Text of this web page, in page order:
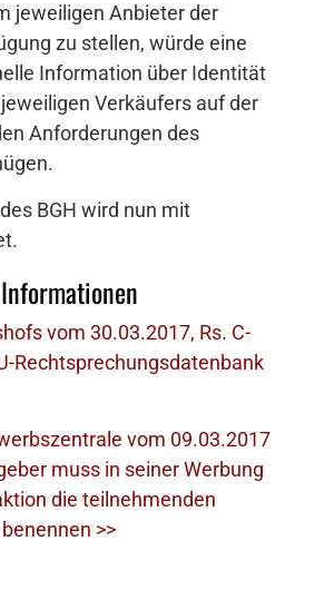
jeweiligen Anbieter der
zu stellen, würde eine
Information über Identität
Verkäufers auf der
Anforderungen des
BGH wird nun mit
vom 30.03.2017, Rs. C-
Rechtsprechungsdatenbank
vom 09.03.2017
muss in seiner Werbung
die teilnehmenden
>>